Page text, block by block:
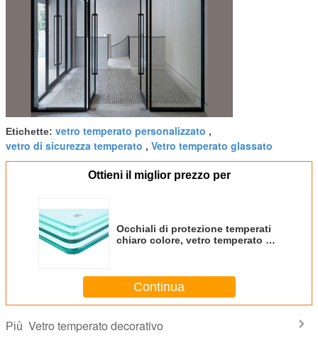
Etichette: vetro temperato personalizzato ,
vetro di sicurezza temperato , Vetro temperato glassato
Ottieni il miglior prezzo per
Occhiali di protezione temperati
chiaro colore, vetro temperato di
Continua
Più Vetro temperato decorativo